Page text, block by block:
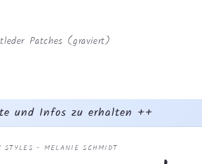
Patches (graviert)
und Infos zu erhalten ++
STYLES - MELANIE SCHMIDT